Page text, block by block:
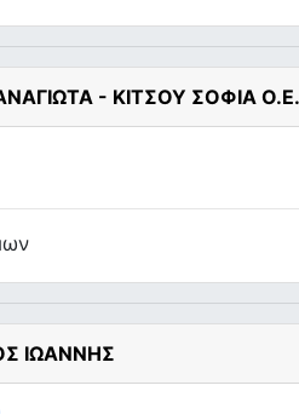
- ΚΙΤΣΟΥ ΣΟΦΙΑ Ο.Ε.
ΙΩΑΝΝΗΣ